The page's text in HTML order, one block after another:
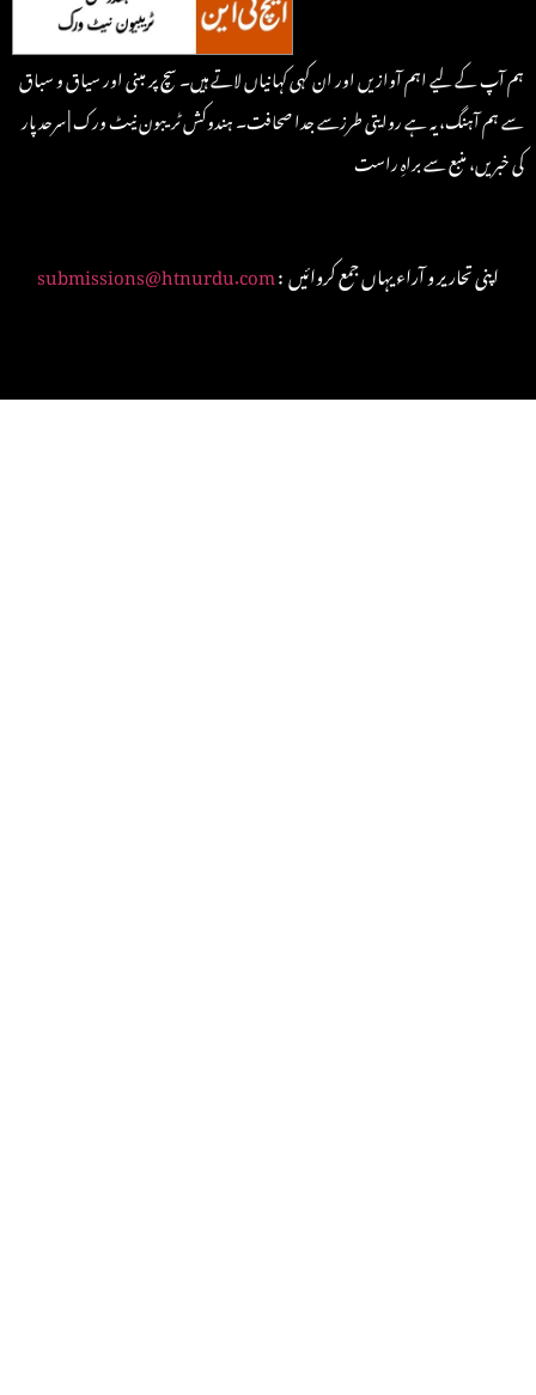
ہم آپ کے لیے اہم آوازیں اور ان کہی کہانیاں لاتے ہیں۔ سچ پر مبنی اور سیاق و سباق
سے ہم آہنگ، یہ ہے روایتی طرزسے جدا صحافت۔ ہندوکش ٹریبون نیٹ ورک | سرحد پار
کی خبریں، منبع سے براہِ راست
submissions@htnurdu.com : اپنی تحاریر و آراء یہاں جمع کروائیں